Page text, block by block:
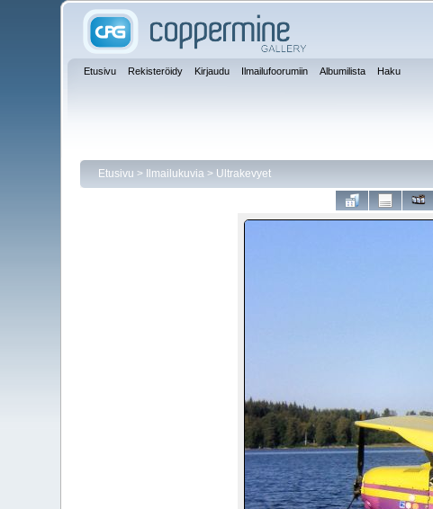
Etusivu Rekisteröidy Kirjaudu Ilmailufoorumiin Albumilista Haku
Etusivu > Ilmailukuvia> Ultrakevyet